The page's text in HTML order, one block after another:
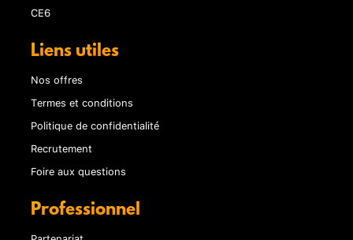
CE6
Liens utiles
Nos offres
Termes et conditions
Politique de confidentialité
Recrutement
Foire aux questions
Professionnel